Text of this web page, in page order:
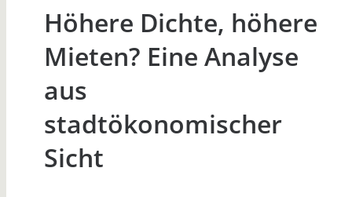
Höhere Dichte, höhere
Mieten? Eine Analyse
aus
stadtökonomischer
Sicht